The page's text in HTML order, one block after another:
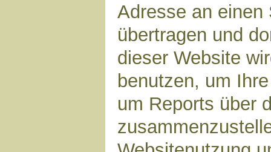
Adresse an einen
übertragen und
dieser Website
benutzen, um
um Reports über